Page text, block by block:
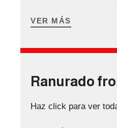
VER MÁS
Ranurado
Haz click para ver